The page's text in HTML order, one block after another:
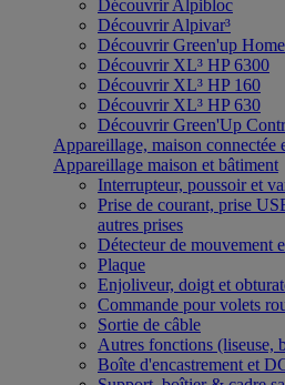
Découvrir Alpibloc
Découvrir Alpivar³
Découvrir Green'up Home
Découvrir XL³ HP 6300
Découvrir XL³ HP 160
Découvrir XL³ HP 630
Découvrir Green'Up
Appareillage, maison connectée
Appareillage maison et bâtiment
Interrupteur, poussoir et
Prise de courant, prise
autres prises
Détecteur de mouvement
Plaque
Enjoliveur, doigt et
Commande pour volets
Sortie de câble
Autres fonctions (liseuse,
Boîte d'encastrement et